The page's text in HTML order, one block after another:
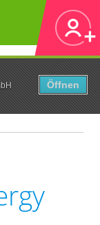
Öffnen